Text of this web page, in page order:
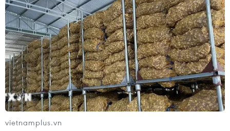
vietnamplus.vn